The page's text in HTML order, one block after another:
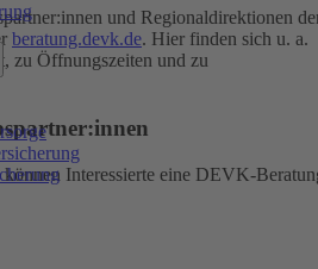
und Regionaldirektionen
beratung.devk.de. Hier finden sich u. a.
zu Öffnungszeiten und zu
können Interessierte eine DEVK-